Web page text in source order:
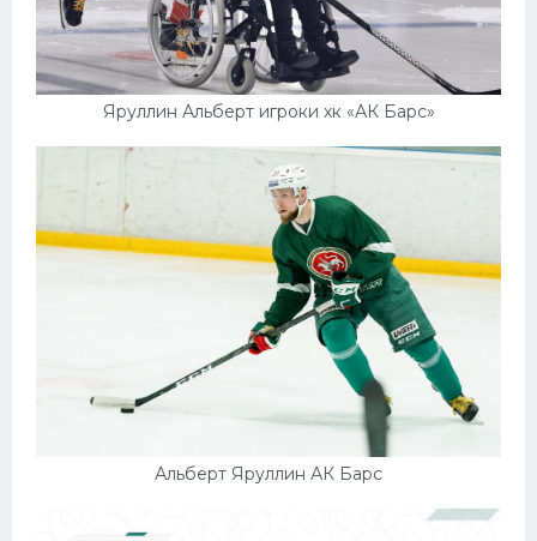
Яруллин Альберт игроки хк «АК Барс»
Альберт Яруллин АК Барс